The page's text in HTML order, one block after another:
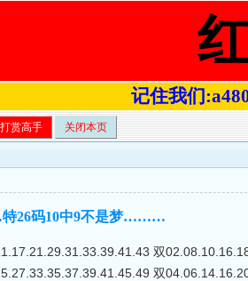
记住我们
打赏高手 关闭本页
26码10中9不是梦………
双
双